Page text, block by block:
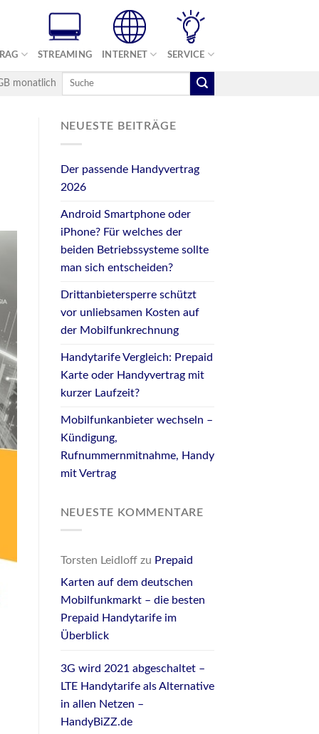
STREAMING INTERNET SERVICE
monatlich
NEUESTE BEITRÄGE
Der passende Handyvertrag
2026
Android Smartphone oder
iPhone? Für welches der
beiden Betriebssysteme sollte
man sich entscheiden?
Drittanbietersperre schützt
vor unliebsamen Kosten auf
der Mobilfunkrechnung
Handytarife Vergleich: Prepaid
Karte oder Handyvertrag mit
kurzer Laufzeit?
Mobilfunkanbieter wechseln –
Kündigung,
Rufnummernmitnahme, Handy
mit Vertrag
NEUESTE KOMMENTARE
Torsten Leidloffzu Prepaid
Karten auf dem deutschen
Mobilfunkmarkt – die besten
Prepaid Handytarife im
Überblick
3G wird 2021 abgeschaltet –
LTE Handytarife als Alternative
in allen Netzen –
HandyBiZZ.de